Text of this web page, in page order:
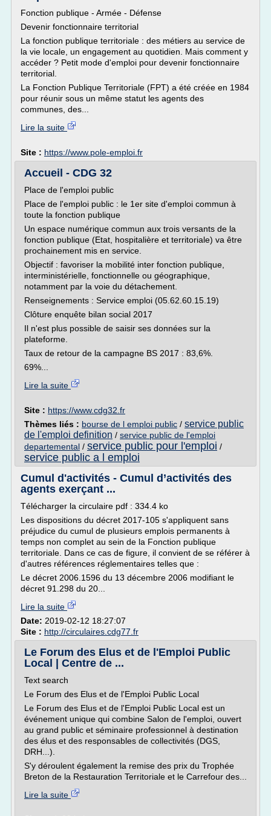
Fonction publique - Armée - Défense
Devenir fonctionnaire territorial
La fonction publique territoriale : des métiers au service de
la vie locale, un engagement au quotidien. Mais comment y
accéder ? Petit mode d'emploi pour devenir fonctionnaire
territorial.
La Fonction Publique Territoriale (FPT) a été créée en 1984
pour réunir sous un même statut les agents des
communes, des...
Lire la suite
Site : https://www.pole-emploi.fr
Accueil - CDG 32
Place de l'emploi public
Place de l'emploi public : le 1er site d'emploi commun à
toute la fonction publique
Un espace numérique commun aux trois versants de la
fonction publique (Etat, hospitalière et territoriale) va être
prochainement mis en service.
Objectif : favoriser la mobilité inter fonction publique,
interministérielle, fonctionnelle ou géographique,
notamment par la voie du détachement.
Renseignements : Service emploi (05.62.60.15.19)
Clôture enquête bilan social 2017
Il n'est plus possible de saisir ses données sur la
plateforme.
Taux de retour de la campagne BS 2017 : 83,6%.
69%...
Lire la suite
Site : https://www.cdg32.fr
Thèmes liés : bourse de l emploi public / service public
de l'emploi definition / service public de l'emploi
departemental / service public pour l'emploi /
service public a l emploi
Cumul d'activités - Cumul d’activités des
agents exerçant ...
Télécharger la circulaire pdf : 334.4 ko
Les dispositions du décret 2017-105 s'appliquent sans
préjudice du cumul de plusieurs emplois permanents à
temps non complet au sein de la Fonction publique
territoriale. Dans ce cas de figure, il convient de se référer à
d'autres références réglementaires telles que :
Le décret 2006.1596 du 13 décembre 2006 modifiant le
décret 91.298 du 20...
Lire la suite
Date: 2019-02-12 18:27:07
Site : http://circulaires.cdg77.fr
Le Forum des Elus et de l'Emploi Public
Local | Centre de ...
Text search
Le Forum des Elus et de l'Emploi Public Local
Le Forum des Elus et de l'Emploi Public Local est un
événement unique qui combine Salon de l'emploi, ouvert
au grand public et séminaire professionnel à destination
des élus et des responsables de collectivités (DGS,
DRH...).
S'y déroulent également la remise des prix du Trophée
Breton de la Restauration Territoriale et le Carrefour des...
Lire la suite